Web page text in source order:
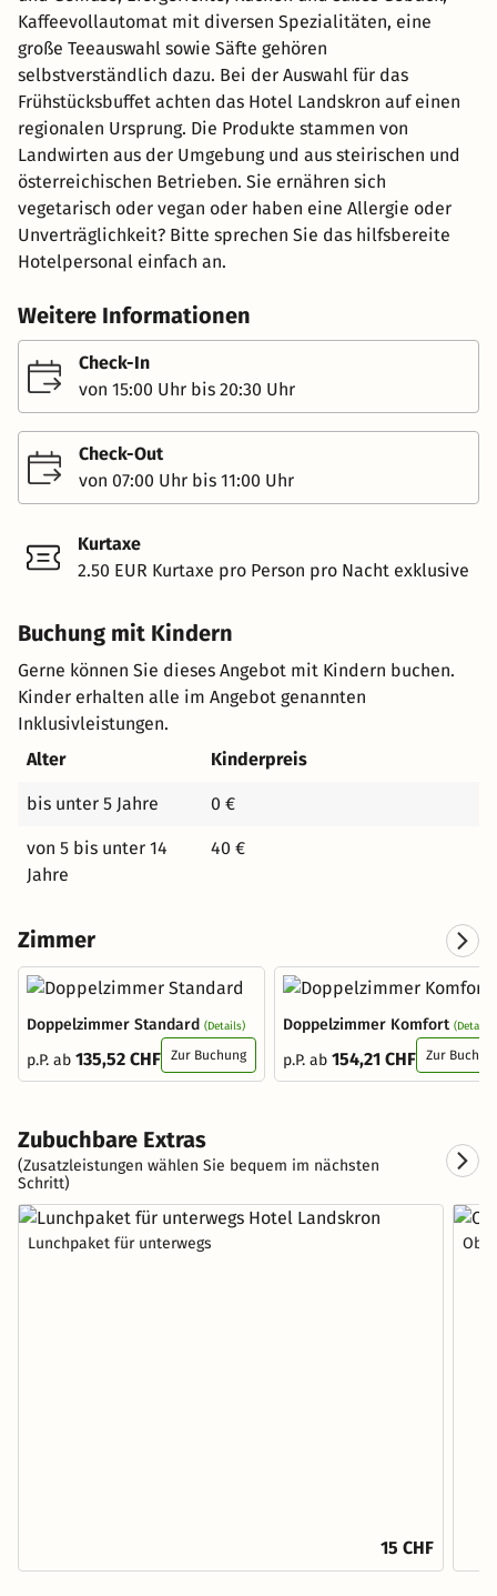
Kaffeevollautomat mit diversen Spezialitäten, eine
große Teeauswahl sowie Säfte gehören
selbstverständlich dazu. Bei der Auswahl für das
Frühstücksbuffet achten das Hotel Landskron auf einen
regionalen Ursprung. Die Produkte stammen von
Landwirten aus der Umgebung und aus steirischen und
österreichischen Betrieben. Sie ernähren sich
vegetarisch oder vegan oder haben eine Allergie oder
Unverträglichkeit? Bitte sprechen Sie das hilfsbereite
Hotelpersonal einfach an.
Weitere Informationen
Check-In
von 15:00 Uhr bis 20:30 Uhr
Check-Out
von 07:00 Uhr bis 11:00 Uhr
Kurtaxe
2.50 EUR Kurtaxe pro Person pro Nacht exklusive
Buchung mit Kindern
Gerne können Sie dieses Angebot mit Kindern buchen.
Kinder erhalten alle im Angebot genannten
Inklusivleistungen.
Alter
Kinderpreis
bis unter 5 Jahre 0 €
von 5 bis unter 14
Jahre
40 €
Zimmer
Doppelzimmer Standard (Details)
p.P. ab 135,52 CHF Zur Buchung
Doppelzimmer Komfort (Details)
p.P. ab 154,21 CHF Zur
Zubuchbare Extras
(Zusatzleistungen wählen Sie bequem im nächsten
Schritt)
Lunchpaket für unterwegs
15 CHF